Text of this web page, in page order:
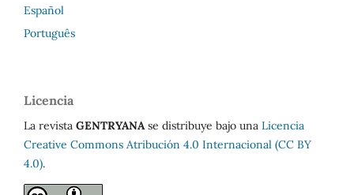
Español
Português
Licencia
La revista GENTRYANAse distribuye bajo una Licencia
Creative Commons Atribución 4.0 Internacional (CC BY
4.0).